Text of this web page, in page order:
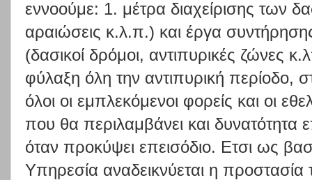
εννοούμε: 1. μέτρα διαχείρισης των
αραιώσεις κ.λ.π.) και έργα
(δασικοί δρόμοι, αντιπυρικές ζώνες
φύλαξη όλη την αντιπυρική περίοδο,
όλοι οι εμπλεκόμενοι φορείς και οι
που θα περιλαμβάνει και
όταν προκύψει επεισόδιο. Ετσι ως
Υπηρεσία αναδεικνύεται η